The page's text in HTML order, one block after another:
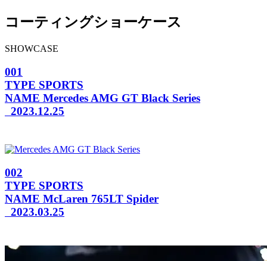
コーティングショーケース
SHOWCASE
001
TYPE SPORTS
NAME Mercedes AMG GT Black Series
2023.12.25
002
TYPE SPORTS
NAME McLaren 765LT Spider
2023.03.25